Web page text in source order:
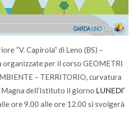
“V. Capirola” di Leno (BS) –
per il corso GEOMETRI
– TERRITORIO, curvatura
Magna dell’Istituto il giorno LUNEDI’
ore 9.00 alle ore 12.00 si svolgerà